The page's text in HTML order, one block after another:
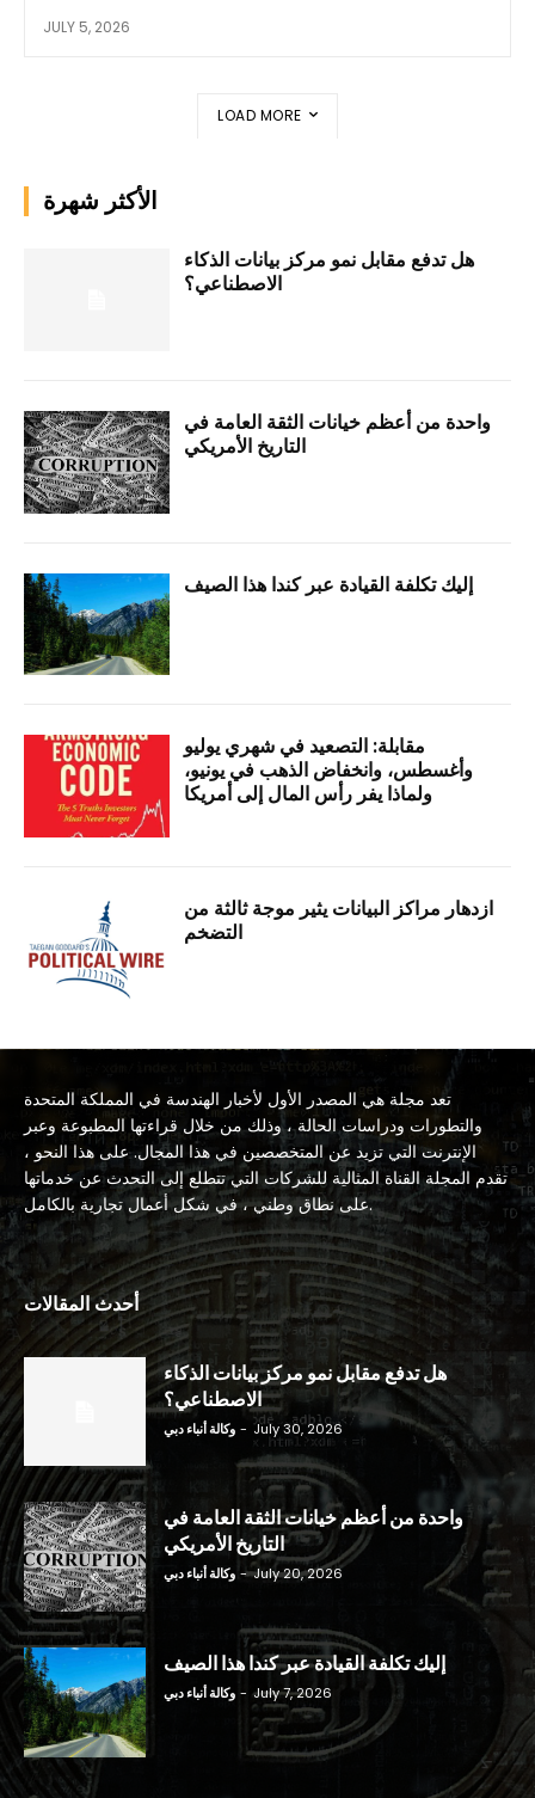
JULY 5, 2026
LOAD MORE
الأكثر شهرة
هل تدفع مقابل نمو مركز بيانات الذكاء
الاصطناعي؟
واحدة من أعظم خيانات الثقة العامة في
التاريخ الأمريكي
إليك تكلفة القيادة عبر كندا هذا الصيف
مقابلة: التصعيد في شهري يوليو
وأغسطس، وانخفاض الذهب في يونيو،
ولماذا يفر رأس المال إلى أمريكا
ازدهار مراكز البيانات يثير موجة ثالثة من
التضخم
تعد مجلة هي المصدر الأول لأخبار الهندسة في المملكة المتحدة
والتطورات ودراسات الحالة ، وذلك من خلال قراءتها المطبوعة وعبر
الإنترنت التي تزيد عن المتخصصين في هذا المجال. على هذا النحو ،
تقدم المجلة القناة المثالية للشركات التي تتطلع إلى التحدث عن خدماتها
على نطاق وطني ، في شكل أعمال تجارية بالكامل.
أحدث المقالات
هل تدفع مقابل نمو مركز بيانات الذكاء
الاصطناعي؟
وكالة أنباء دبي - July 30, 2026
واحدة من أعظم خيانات الثقة العامة في
التاريخ الأمريكي
وكالة أنباء دبي - July 20, 2026
إليك تكلفة القيادة عبر كندا هذا الصيف
وكالة أنباء دبي - July 7, 2026